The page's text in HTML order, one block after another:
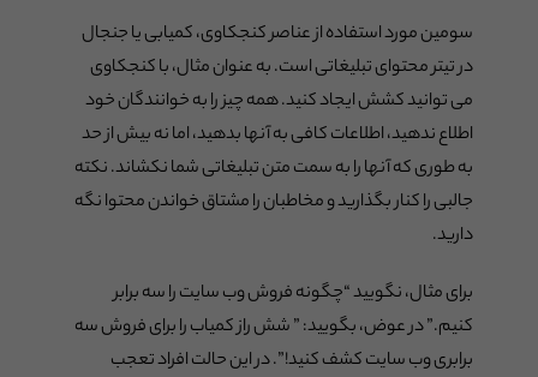
سومین مورد استفاده از عناصر کنجکاوی، کمیابی یا جنجال
در تیتر محتوای تبلیغاتی است. به عنوان مثال، با کنجکاوی
می توانید کشش ایجاد کنید. همه چیز را به خوانندگان خود
اطلاع ندهید، اطلاعات کافی به آنها بدهید، اما نه بیش از حد
به طوری که آنها را به سمت متن تبلیغاتی شما نکشاند. نکته
جالبی را کنار بگذارید و مخاطبان را مشتاق خواندن محتوا نگه
دارید.
برای مثال، نگویید “چگونه فروش وب سایت را سه برابر
کنیم.” در عوض، بگویید: ” شش راز کمیاب را برای فروش سه
برابری وب سایت کشف کنید!”. در این حالت افراد تعجب